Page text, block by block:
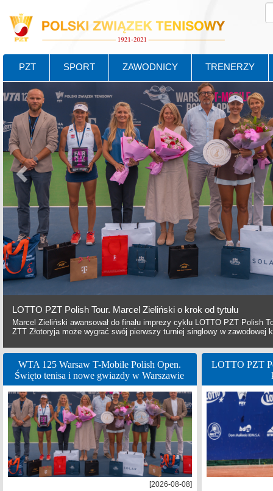
PZT SPORT ZAWODNICY TRENERZY
Poprzedni
LOTTO PZT Polish Tour. Marcel Zieliński o krok od tytułu
Marcel Zieliński awansował do finału imprezy cyklu LOTTO PZT Polish
ZTT Złotoryja może wygrać swój pierwszy turniej singlowy w zawodowej
WTA 125 Warsaw T-Mobile Polish Open.
Święto tenisa i nowe gwiazdy w Warszawie
[2026-08-08]
LOTTO PZT